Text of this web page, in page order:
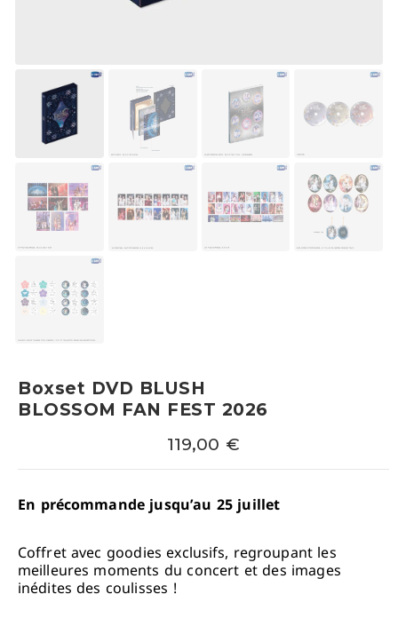
Boxset DVD BLUSH
BLOSSOM FAN FEST 2026
119,00 €
En précommande jusqu’au 25 juillet
Coffret avec goodies exclusifs, regroupant les
meilleures moments du concert et des images
inédites des coulisses !